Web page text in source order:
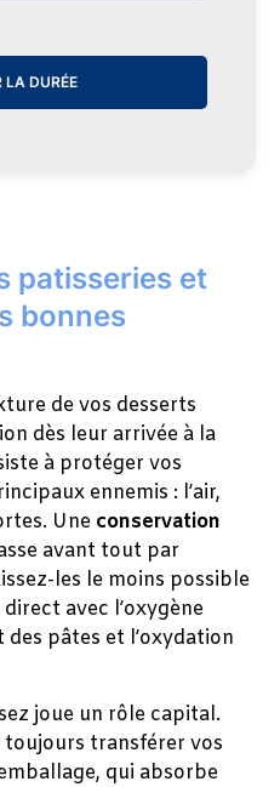
LA DURÉE
patisseries et
bonnes
de vos desserts
dès leur arrivée à la
à protéger vos
ennemis : l’air,
Une conservation
avant tout par
les le moins possible
avec l’oxygène
pâtes et l’oxydation
joue un rôle capital.
toujours transférer vos
qui absorbe